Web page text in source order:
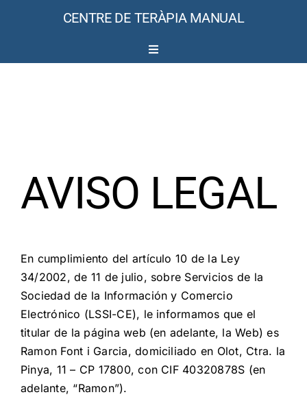
CENTRE DE TERÀPIA MANUAL
Toggle
Servicios
Tarifas
Contacto
Español
AVISO LEGAL
En cumplimiento del artículo 10 de la Ley
34/2002, de 11 de julio, sobre Servicios de la
Sociedad de la Información y Comercio
Electrónico (LSSI-CE), le informamos que el
titular de la página web (en adelante, la Web) es
Ramon Font i Garcia, domiciliado en Olot, Ctra. la
Pinya, 11 – CP 17800, con CIF 40320878S (en
adelante, “Ramon”).